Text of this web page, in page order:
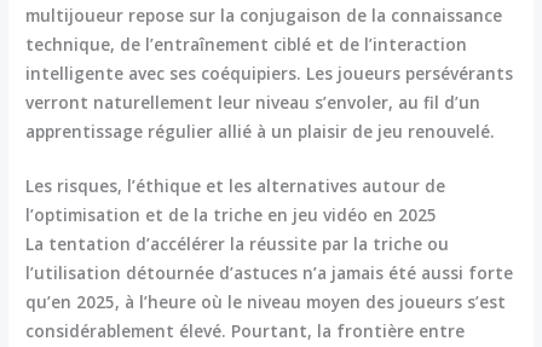
multijoueur repose sur la conjugaison de la connaissance
technique, de l’entraînement ciblé et de l’interaction
intelligente avec ses coéquipiers. Les joueurs persévérants
verront naturellement leur niveau s’envoler, au fil d’un
apprentissage régulier allié à un plaisir de jeu renouvelé.
Les risques, l’éthique et les alternatives autour de
l’optimisation et de la triche en jeu vidéo en 2025
La tentation d’accélérer la réussite par la triche ou
l’utilisation détournée d’astuces n’a jamais été aussi forte
qu’en 2025, à l’heure où le niveau moyen des joueurs s’est
considérablement élevé. Pourtant, la frontière entre